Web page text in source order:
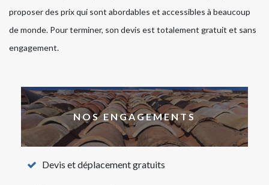
proposer des prix qui sont abordables et accessibles à beaucoup
de monde. Pour terminer, son devis est totalement gratuit et sans
engagement.
NOS ENGAGEMENTS
Devis et déplacement gratuits